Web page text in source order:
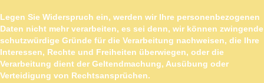
Legen Sie Widerspruch ein, werden wir Ihre personenbezogenen
Daten nicht mehr verarbeiten, es sei denn, wir können zwingende
schutzwürdige Gründe für die Verarbeitung nachweisen, die Ihre
Interessen, Rechte und Freiheiten überwiegen, oder die
Verarbeitung dient der Geltendmachung, Ausübung oder
Verteidigung von Rechtsansprüchen.